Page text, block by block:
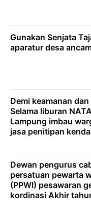
Gunakan Senjata
aparatur desa
Demi keamanan
Selama liburan
Lampung imbau
jasa penitipan
Dewan pengurus
persatuan pewarta
(PPWI) pesawaran
kordinasi Akhir